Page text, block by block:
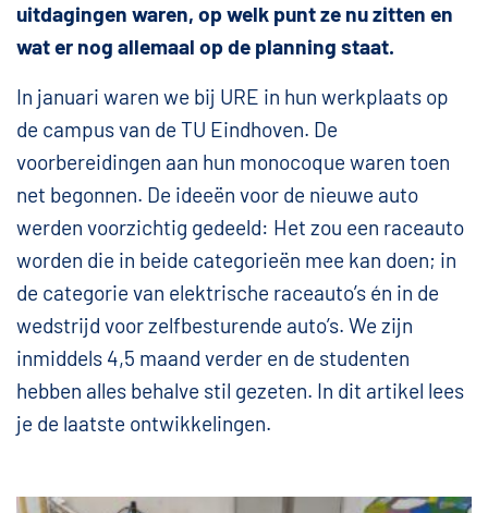
uitdagingen waren, op welk punt ze nu zitten en
wat er nog allemaal op de planning staat.
In januari waren we bij URE in hun werkplaats op
de campus van de TU Eindhoven. De
voorbereidingen aan hun monocoque waren toen
net begonnen. De ideeën voor de nieuwe auto
werden voorzichtig gedeeld: Het zou een raceauto
worden die in beide categorieën mee kan doen; in
de categorie van elektrische raceauto’s én in de
wedstrijd voor zelfbesturende auto’s. We zijn
inmiddels 4,5 maand verder en de studenten
hebben alles behalve stil gezeten. In dit artikel lees
je de laatste ontwikkelingen.